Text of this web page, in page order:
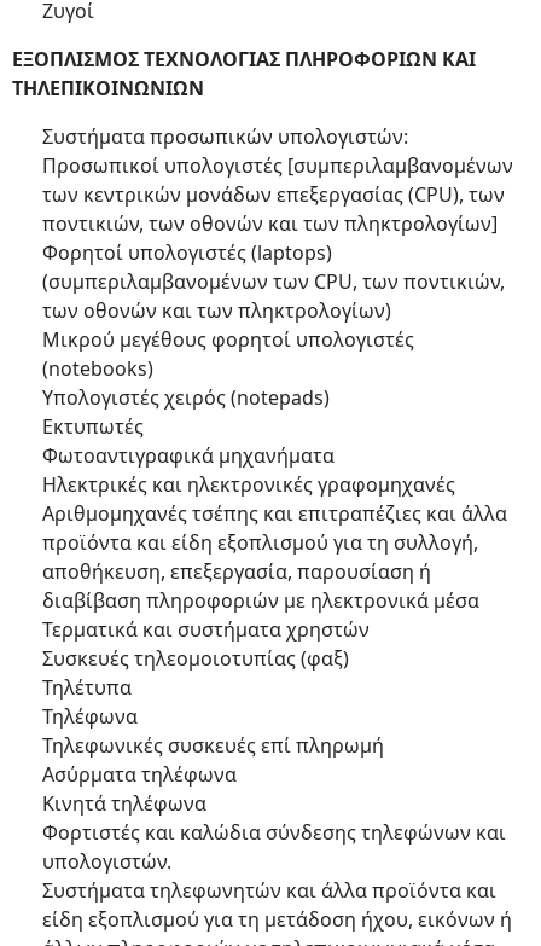
Ζυγοί
ΕΞΟΠΛΙΣΜΟΣ ΤΕΧΝΟΛΟΓΙΑΣ ΠΛΗΡΟΦΟΡΙΩΝ ΚΑΙ
ΤΗΛΕΠΙΚΟΙΝΩΝΙΩΝ
Συστήματα προσωπικών υπολογιστών:
Προσωπικοί υπολογιστές [συμπεριλαμβανομένων
των κεντρικών μονάδων επεξεργασίας (CPU), των
ποντικιών, των οθονών και των πληκτρολογίων]
Φορητοί υπολογιστές (laptops)
(συμπεριλαμβανομένων των CPU, των ποντικιών,
των οθονών και των πληκτρολογίων)
Μικρού μεγέθους φορητοί υπολογιστές
(notebooks)
Υπολογιστές χειρός (notepads)
Εκτυπωτές
Φωτοαντιγραφικά μηχανήματα
Ηλεκτρικές και ηλεκτρονικές γραφομηχανές
Αριθμομηχανές τσέπης και επιτραπέζιες και άλλα
προϊόντα και είδη εξοπλισμού για τη συλλογή,
αποθήκευση, επεξεργασία, παρουσίαση ή
διαβίβαση πληροφοριών με ηλεκτρονικά μέσα
Τερματικά και συστήματα χρηστών
Συσκευές τηλεομοιοτυπίας (φαξ)
Τηλέτυπα
Τηλέφωνα
Τηλεφωνικές συσκευές επί πληρωμή
Ασύρματα τηλέφωνα
Κινητά τηλέφωνα
Φορτιστές και καλώδια σύνδεσης τηλεφώνων και
υπολογιστών.
Συστήματα τηλεφωνητών και άλλα προϊόντα και
είδη εξοπλισμού για τη μετάδοση ήχου, εικόνων ή